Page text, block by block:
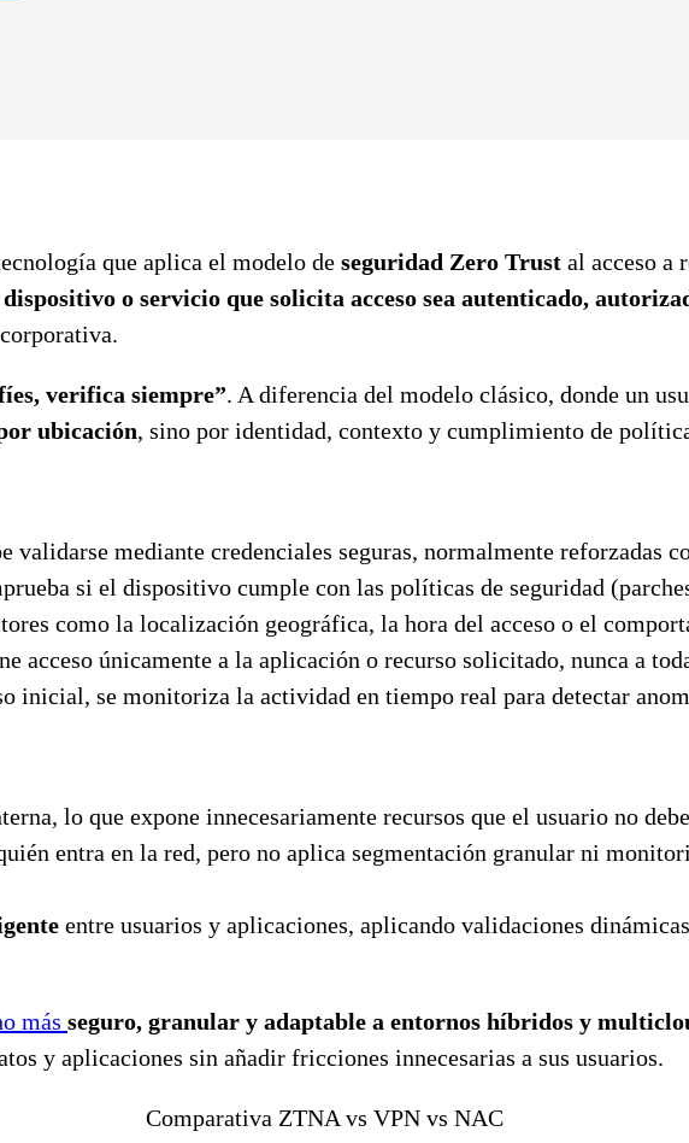
que aplica el modelo de seguridad Zero Trust al acceso a
o servicio que solicita acceso sea autenticado,
verifica siempre”. A diferencia del modelo clásico, donde un
ubicación, sino por identidad, contexto y cumplimiento de
validarse mediante credenciales seguras, normalmente reforzadas
si el dispositivo cumple con las políticas de seguridad
como la localización geográfica, la hora del acceso o el
acceso únicamente a la aplicación o recurso solicitado, nunca a
inicial, se monitoriza la actividad en tiempo real para detectar
lo que expone innecesariamente recursos que el usuario no
entra en la red, pero no aplica segmentación granular ni
entre usuarios y aplicaciones, aplicando validaciones
más seguro, granular y adaptable a entornos híbridos y
y aplicaciones sin añadir fricciones innecesarias a sus usuarios.
Comparativa ZTNA vs VPN vs NAC